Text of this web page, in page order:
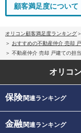
顧客満足度について
オリコン顧客満足度ランキング
おすすめの不動産仲介 売却
不動産仲介 売却 戸建ての担
オリコ
保険関連ランキング
金融関連ランキング